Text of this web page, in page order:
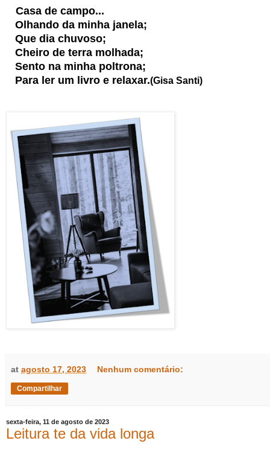
Casa de campo...
Olhando da minha janela;
Que dia chuvoso;
Cheiro de terra molhada;
Sento na minha poltrona;
Para ler um livro e relaxar.(Gisa Santi)
at agosto 17, 2023 Nenhum comentário:
Compartilhar
sexta-feira, 11 de agosto de 2023
Leitura te da vida longa